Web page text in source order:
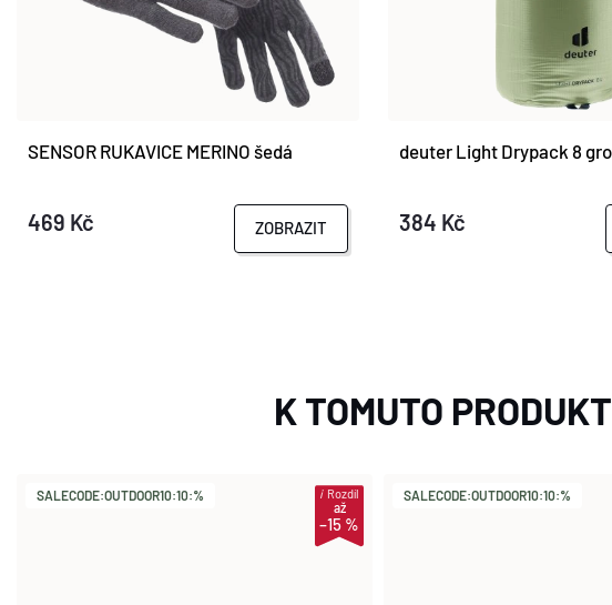
SENSOR RUKAVICE MERINO šedá
469 Kč ZOBRAZIT
deuter Light Drypack 8
384 Kč
K TOMUTO
SALECODE:OUTDOOR10:10:%
až
–15 %
iRozdíl SALECODE:OUTDOOR10:10:%